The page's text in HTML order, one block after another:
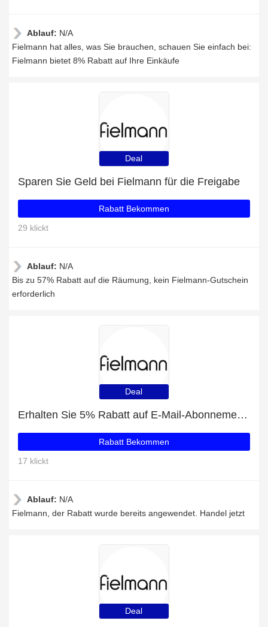
Ablauf: N/A
Fielmann hat alles, was Sie brauchen, schauen Sie einfach bei:
Fielmann bietet 8% Rabatt auf Ihre Einkäufe
Deal
Sparen Sie Geld bei Fielmann für die Freigabe
Rabatt Bekommen
29 klickt
Ablauf: N/A
Bis zu 57% Rabatt auf die Räumung, kein Fielmann-Gutschein
erforderlich
Deal
Erhalten Sie 5% Rabatt auf E-Mail-Abonnements
Rabatt Bekommen
17 klickt
Ablauf: N/A
Fielmann, der Rabatt wurde bereits angewendet. Handel jetzt
Deal